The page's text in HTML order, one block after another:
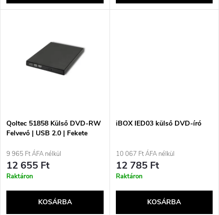
n
é
s
e
l
j
a
Qoltec 51858 Külső DVD-RW
Felvevő | USB 2.0 | Fekete
9 965 Ft ÁFA nélkül
12 655 Ft
Raktáron
KOSÁRBA
iBOX IED03 külső DVD-író
10 067 Ft ÁFA nélkül
12 785 Ft
Raktáron
KOSÁRBA